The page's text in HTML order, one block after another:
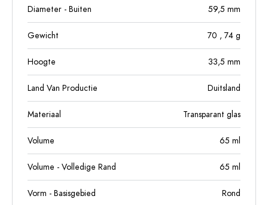
Diameter - Buiten 59,5 mm
Gewicht 70 , 74 g
Hoogte 33,5 mm
Land Van Productie Duitsland
Materiaal Transparant glas
Volume 65 ml
Volume - Volledige Rand 65 ml
Vorm - Basisgebied Rond